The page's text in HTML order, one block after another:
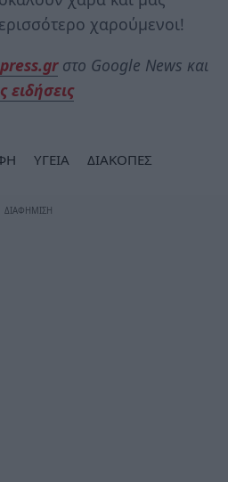
χαρούμενοι!
στο Google News και
ειδήσεις
ΥΓΕΙΑ ΔΙΑΚΟΠΕΣ